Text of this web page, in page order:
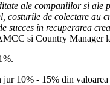
ale companiilor si
de colectare au
in recuperarea
si Country Manager
10% - 15% din